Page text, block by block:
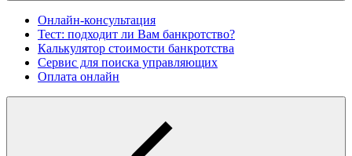
Онлайн-консультация
Тест: подходит ли Вам банкротство?
Калькулятор стоимости банкротства
Сервис для поиска управляющих
Оплата онлайн